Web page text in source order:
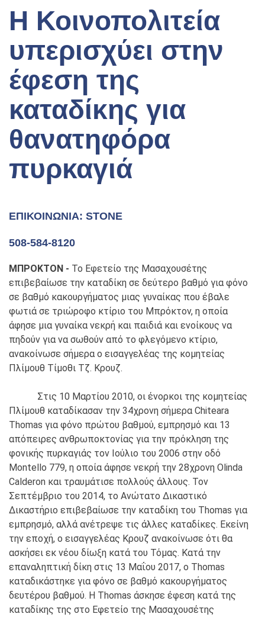
Η Κοινοπολιτεία
υπερισχύει στην
έφεση της
καταδίκης για
θανατηφόρα
πυρκαγιά
ΕΠΙΚΟΙΝΩΝΊΑ: STONE
508-584-8120
ΜΠΡΟΚΤΟΝ - Το Εφετείο της Μασαχουσέτης
επιβεβαίωσε την καταδίκη σε δεύτερο βαθμό για φόνο
σε βαθμό κακουργήματος μιας γυναίκας που έβαλε
φωτιά σε τριώροφο κτίριο του Μπρόκτον, η οποία
άφησε μια γυναίκα νεκρή και παιδιά και ενοίκους να
πηδούν για να σωθούν από το φλεγόμενο κτίριο,
ανακοίνωσε σήμερα ο εισαγγελέας της κομητείας
Πλίμουθ Τίμοθι Τζ. Κρουζ.
Στις 10 Μαρτίου 2010, οι ένορκοι της κομητείας
Πλίμουθ καταδίκασαν την 34χρονη σήμερα Chiteara
Thomas για φόνο πρώτου βαθμού, εμπρησμό και 13
απόπειρες ανθρωποκτονίας για την πρόκληση της
φονικής πυρκαγιάς τον Ιούλιο του 2006 στην οδό
Montello 779, η οποία άφησε νεκρή την 28χρονη Olinda
Calderon και τραυμάτισε πολλούς άλλους. Τον
Σεπτέμβριο του 2014, το Ανώτατο Δικαστικό
Δικαστήριο επιβεβαίωσε την καταδίκη του Thomas για
εμπρησμό, αλλά ανέτρεψε τις άλλες καταδίκες. Εκείνη
την εποχή, ο εισαγγελέας Κρουζ ανακοίνωσε ότι θα
ασκήσει εκ νέου δίωξη κατά του Τόμας. Κατά την
επαναληπτική δίκη στις 13 Μαΐου 2017, ο Thomas
καταδικάστηκε για φόνο σε βαθμό κακουργήματος
δευτέρου βαθμού. Η Thomas άσκησε έφεση κατά της
καταδίκης της στο Εφετείο της Μασαχουσέτης